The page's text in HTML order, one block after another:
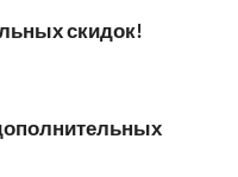
скидок!